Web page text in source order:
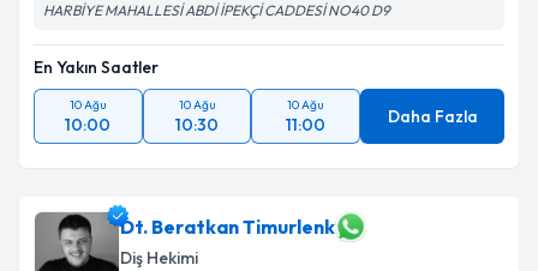
HARBİYE MAHALLESİ ABDİ İPEKÇİ CADDESİ NO40 D9
En Yakın Saatler
10 Ağu
10:00
10 Ağu
10:30
10 Ağu
11:00 Daha Fazla
Dt. Beratkan Timurlenk
Diş Hekimi